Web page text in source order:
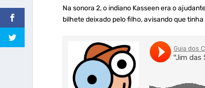
Na sonora 2, o indiano Kasseen era o
bilhete deixado pelo filho, avisando que